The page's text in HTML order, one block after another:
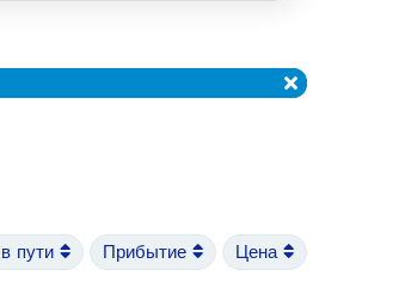
пути Прибытие Цена